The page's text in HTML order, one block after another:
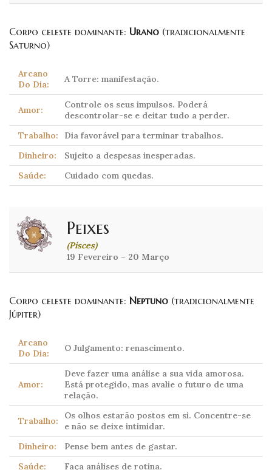
Corpo celeste dominante: Urano (tradicionalmente
Saturno)
Arcano
Do Dia:
A Torre: manifestação.
Amor:
Controle os seus impulsos. Poderá
descontrolar-se e deitar tudo a perder.
Trabalho:
Dia favorável para terminar trabalhos.
Dinheiro:
Sujeito a despesas inesperadas.
Saúde:
Cuidado com quedas.
Peixes
(Pisces)
19 Fevereiro – 20 Março
Corpo celeste dominante: Neptuno (tradicionalmente
Júpiter)
Arcano
Do Dia:
O Julgamento: renascimento.
Amor:
Deve fazer uma análise a sua vida amorosa.
Está protegido, mas avalie o futuro de uma
relação.
Trabalho:
Os olhos estarão postos em si. Concentre-se
e não se deixe intimidar.
Dinheiro:
Pense bem antes de gastar.
Saúde:
Faça análises de rotina.